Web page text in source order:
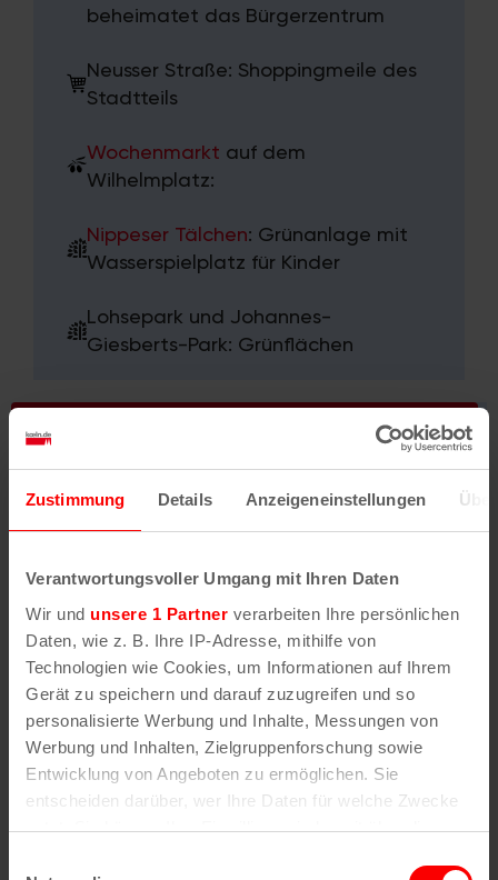
Zustimmung Details Anzeigeneinstellungen
Verantwortungsvoller Umgang mit Ihren Daten
Wir und unsere 1 Partner verarbeiten Ihre persönlichen
Daten, wie z. B. Ihre IP-Adresse, mithilfe von
Technologien wie Cookies, um Informationen auf Ihrem
Gerät zu speichern und darauf zuzugreifen und so
personalisierte Werbung und Inhalte, Messungen von
Werbung und Inhalten, Zielgruppenforschung sowie
Entwicklung von Angeboten zu ermöglichen. Sie
entscheiden darüber, wer Ihre Daten für welche Zwecke
nutzt. Sie können Ihre Einwilligung jederzeit über die
beheimatet das Bürgerzentrum
Neusser Straße: Shoppingmeile des
Stadtteils
Wochenmarkt auf dem
Wilhelmplatz:
Nippeser Tälchen: Grünanlage mit
Wasserspielplatz für Kinder
Lohsepark und Johannes-
Giesberts-Park: Grünflächen
Vereine
Was bedeutet eigentlich „Nippes“?
geklärt. Der Name Nippes lässt sich
möglicherweise als „Haus auf einer Anhöhe“
deuten („Nipp“= Anhöhe und „es“ = Haus). Im 17.
Jahrhundert war aber auch die Gastronomie „om
Nippes“ berühmt-berüchtigt – hier „nippte“ man
Abend für Abend am Bier. Nichtzuletzt könnte
Nippes auch auf den Rheinarm („Niep“) verweisen,
der einst durchs Veedel floss.